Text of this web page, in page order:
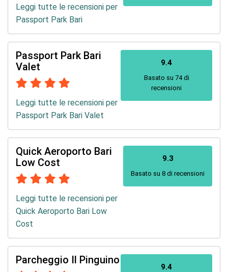
Leggi tutte le recensioni per
Passport Park Bari
Passport Park Bari
Valet
Leggi tutte le recensioni per
Passport Park Bari Valet
9.4
Basato su 74 di
recensioni
Quick Aeroporto Bari
Low Cost
Leggi tutte le recensioni per
Quick Aeroporto Bari Low
Cost
9.3
Basato su 8 di recensioni
Parcheggio Il Pinguino
9.4